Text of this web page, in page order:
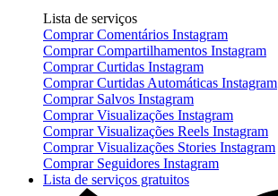
Lista de serviços
Comprar Comentários Instagram
Comprar Compartilhamentos Instagram
Comprar Curtidas Instagram
Comprar Curtidas Automáticas Instagram
Comprar Salvos Instagram
Comprar Visualizações Instagram
Comprar Visualizações Reels Instagram
Comprar Visualizações Stories Instagram
Comprar Seguidores Instagram
Lista de serviços gratuitos